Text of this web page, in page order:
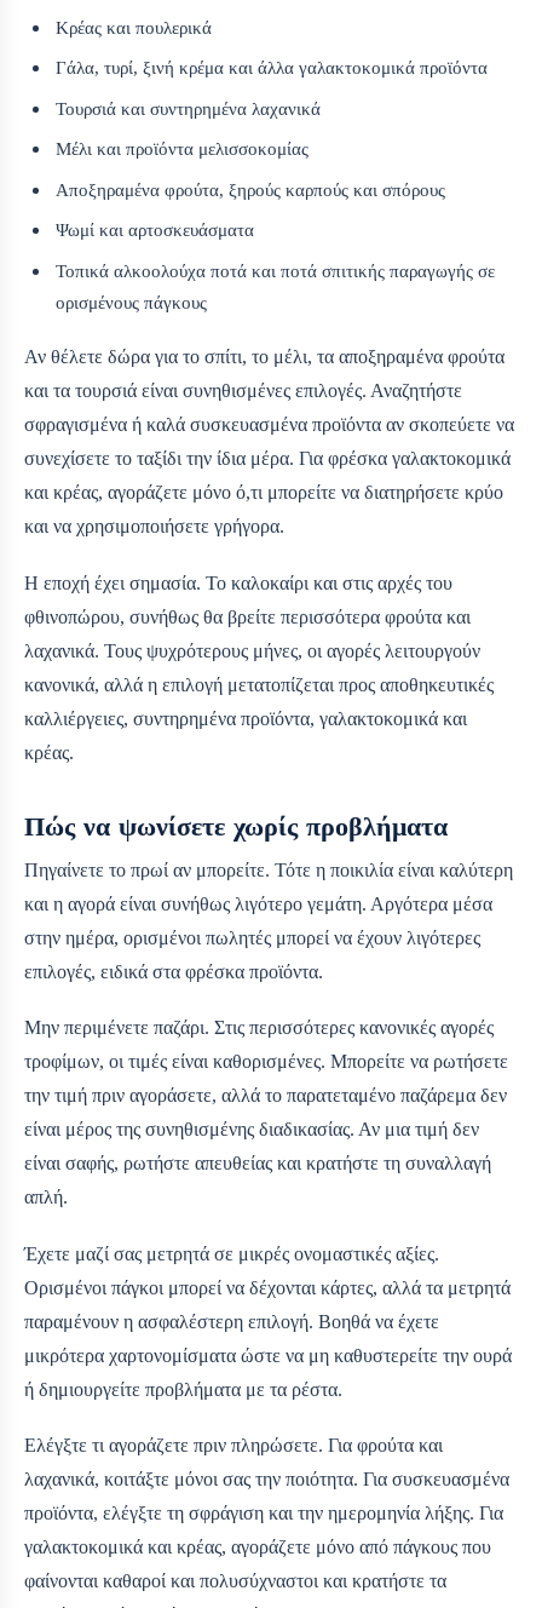
Κρέας και πουλερικά
Γάλα, τυρί, ξινή κρέμα και άλλα γαλακτοκομικά προϊόντα
Τουρσιά και συντηρημένα λαχανικά
Μέλι και προϊόντα μελισσοκομίας
Αποξηραμένα φρούτα, ξηρούς καρπούς και σπόρους
Ψωμί και αρτοσκευάσματα
Τοπικά αλκοολούχα ποτά και ποτά σπιτικής παραγωγής σε
ορισμένους πάγκους
Αν θέλετε δώρα για το σπίτι, το μέλι, τα αποξηραμένα φρούτα
και τα τουρσιά είναι συνηθισμένες επιλογές. Αναζητήστε
σφραγισμένα ή καλά συσκευασμένα προϊόντα αν σκοπεύετε να
συνεχίσετε το ταξίδι την ίδια μέρα. Για φρέσκα γαλακτοκομικά
και κρέας, αγοράζετε μόνο ό,τι μπορείτε να διατηρήσετε κρύο
και να χρησιμοποιήσετε γρήγορα.
Η εποχή έχει σημασία. Το καλοκαίρι και στις αρχές του
φθινοπώρου, συνήθως θα βρείτε περισσότερα φρούτα και
λαχανικά. Τους ψυχρότερους μήνες, οι αγορές λειτουργούν
κανονικά, αλλά η επιλογή μετατοπίζεται προς αποθηκευτικές
καλλιέργειες, συντηρημένα προϊόντα, γαλακτοκομικά και
κρέας.
Πώς να ψωνίσετε χωρίς προβλήματα
Πηγαίνετε το πρωί αν μπορείτε. Τότε η ποικιλία είναι καλύτερη
και η αγορά είναι συνήθως λιγότερο γεμάτη. Αργότερα μέσα
στην ημέρα, ορισμένοι πωλητές μπορεί να έχουν λιγότερες
επιλογές, ειδικά στα φρέσκα προϊόντα.
Μην περιμένετε παζάρι. Στις περισσότερες κανονικές αγορές
τροφίμων, οι τιμές είναι καθορισμένες. Μπορείτε να ρωτήσετε
την τιμή πριν αγοράσετε, αλλά το παρατεταμένο παζάρεμα δεν
είναι μέρος της συνηθισμένης διαδικασίας. Αν μια τιμή δεν
είναι σαφής, ρωτήστε απευθείας και κρατήστε τη συναλλαγή
απλή.
Έχετε μαζί σας μετρητά σε μικρές ονομαστικές αξίες.
Ορισμένοι πάγκοι μπορεί να δέχονται κάρτες, αλλά τα μετρητά
παραμένουν η ασφαλέστερη επιλογή. Βοηθά να έχετε
μικρότερα χαρτονομίσματα ώστε να μη καθυστερείτε την ουρά
ή δημιουργείτε προβλήματα με τα ρέστα.
Ελέγξτε τι αγοράζετε πριν πληρώσετε. Για φρούτα και
λαχανικά, κοιτάξτε μόνοι σας την ποιότητα. Για συσκευασμένα
προϊόντα, ελέγξτε τη σφράγιση και την ημερομηνία λήξης. Για
γαλακτοκομικά και κρέας, αγοράζετε μόνο από πάγκους που
φαίνονται καθαροί και πολυσύχναστοι και κρατήστε τα